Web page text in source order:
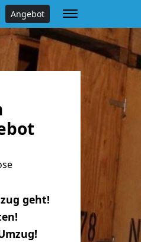
Angebot
geht!